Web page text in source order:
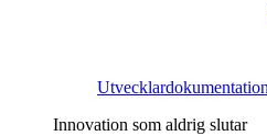
Innovation som aldrig slutar